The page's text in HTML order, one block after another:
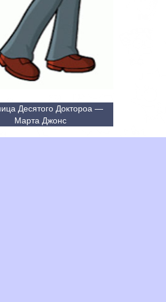
Десятого Доктороа —
Марта Джонс